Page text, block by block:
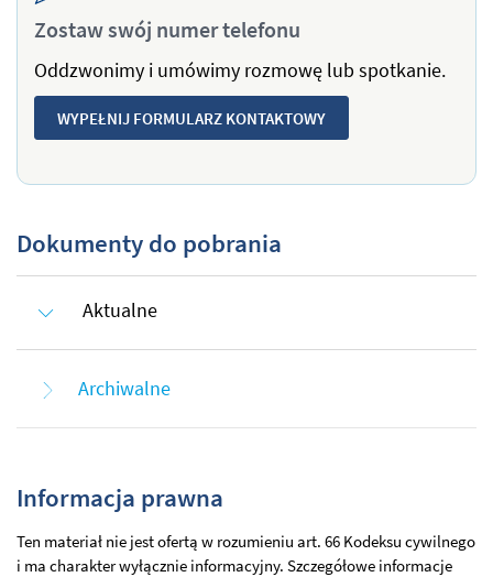
Zostaw swój numer telefonu
Oddzwonimy i umówimy rozmowę lub spotkanie.
WYPEŁNIJ FORMULARZ KONTAKTOWY
Dokumenty do pobrania
Aktualne
Archiwalne
Informacja prawna
Ten materiał nie jest ofertą w rozumieniu art. 66 Kodeksu cywilnego
i ma charakter wyłącznie informacyjny. Szczegółowe informacje